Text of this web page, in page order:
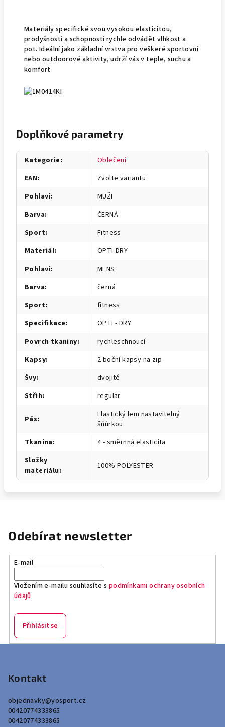
Materiály specifické svou vysokou elasticitou,
prodyšností a schopností rychle odvádět vlhkost a
pot. Ideální jako základní vrstva pro veškeré sportovní
nebo outdoorové aktivity, udrží vás v teple, suchu a
komfort
Doplňkové parametry
Kategorie:
Oblečení
EAN:
Zvolte variantu
Pohlaví:
MUŽI
Barva:
ČERNÁ
Sport:
Fitness
Materiál:
OPTI-DRY
Pohlaví:
MENS
Barva:
černá
Sport:
fitness
Specifikace:
OPTI - DRY
Povrch tkaniny:
rychleschnoucí
Kapsy:
2 boční kapsy na zip
Švy:
dvojité
Střih: regular
Pás:
Elastický lem nastavitelný
šňůrkou
Tkanina:
4 - směrnná elasticita
Složky
materiálu: 100% POLYESTER
Odebírat newsletter
E-mail
Vložením e-mailu souhlasíte s podmínkami ochrany osobních
údajů
Přihlásit se
Kontakt
objednavky@yosport.cz
00420774333865
00420774333865